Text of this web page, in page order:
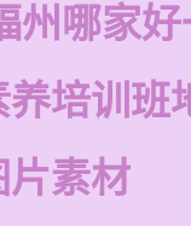
州哪家
培训班
片素材